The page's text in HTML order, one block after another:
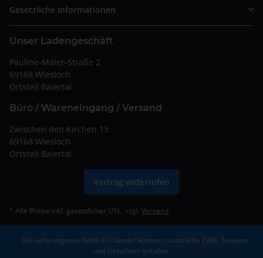
Gesetzliche Informationen
Unser Ladengeschäft
Pauline-Maier-Straße 2
69168 Wiesloch
Ortsteil Baiertal
Büro / Wareneingang / Versand
Zwischen den Kirchen 13
69168 Wiesloch
Ortsteil Baiertal
Vertrag widerrufen
* Alle Preise inkl. gesetzlicher USt., zzgl. Versand
Bei Lieferungen in Nicht-EU-Länder können zusätzliche Zölle, Steuern
und Gebühren anfallen.